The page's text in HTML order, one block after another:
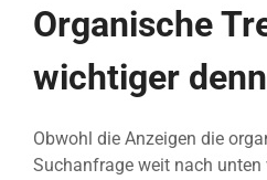
Organische
wichtiger
Obwohl die Anzeigen die
Suchanfrage weit nach unten